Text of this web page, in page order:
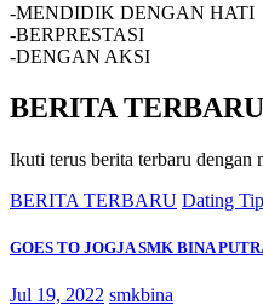
-MENDIDIK DENGAN HATI
-BERPRESTASI
-DENGAN AKSI
BERITA TERBARU
Ikuti terus berita terbaru
BERITA TERBARU Dating
GOES TO JOGJA SMK BINA
Jul 19, 2022 smkbina